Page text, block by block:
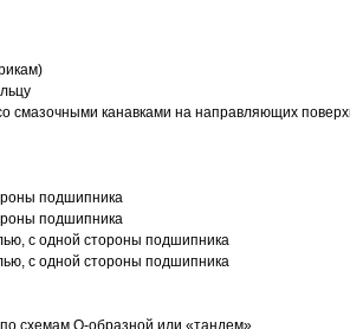
канавками на направляющих
подшипника
подшипника
с одной стороны подшипника
с одной стороны подшипника
схемам О-образной или «тандем»